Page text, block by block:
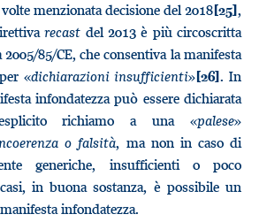
menzionata decisione del 2018[25],
recast del 2013 è più circoscritta
85/CE, che consentiva la manifesta
«dichiarazioni insufficienti»[26]. In
infondatezza può essere dichiarata
richiamo a una «palese»
o falsità, ma non in caso di
generiche, insufficienti o poco
in buona sostanza, è possibile un
infondatezza.